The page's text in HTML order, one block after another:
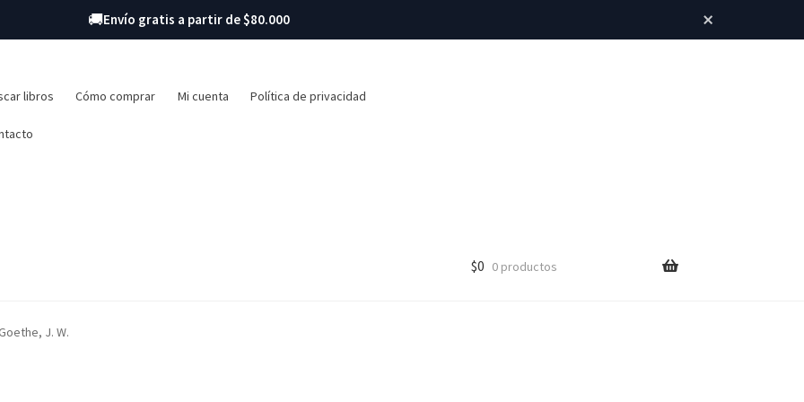
🚚Envío gratis a partir de $80.000 ×
libros Cómo comprar Mi cuenta Política de privacidad
$0 0 productos
J. W.